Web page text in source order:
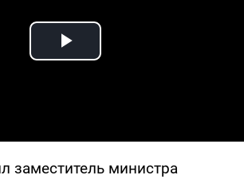
Play Video
заместитель министра